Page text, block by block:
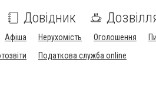
Довідник
Афіша Нерухомість Оголошення
Податкова служба online